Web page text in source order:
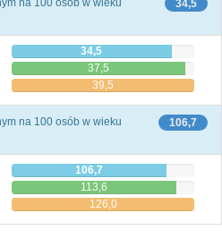
34,5
na 100 osób w wieku
34,5
37,5
39,5
106,7
na 100 osób w wieku
106,7
113,6
126,0